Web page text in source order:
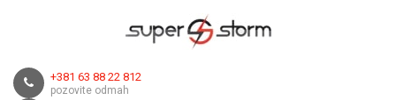
+381 63 88 22 812
pozovite odmah